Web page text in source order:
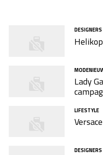
DESIGNERS
Lady
LIFESTYLE
DESIGNERS